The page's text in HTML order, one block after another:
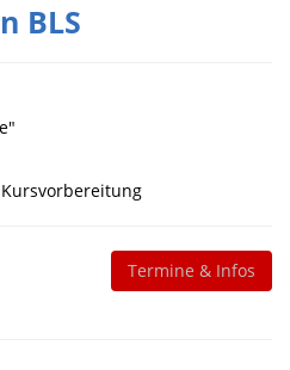
BLS
Termine & Infos